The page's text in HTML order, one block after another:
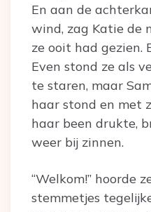
En aan de
wind, zag Katie de
ze ooit had gezien.
Even stond ze als
te staren, maar
haar stond en met
haar been drukte,
weer bij zinnen.
“Welkom!” hoorde
stemmetjes